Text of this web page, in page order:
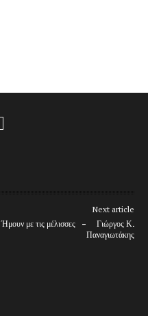
Next article
Ήμουν με τις μέλισσες – Γιώργος Κ.
Παναγιωτάκης